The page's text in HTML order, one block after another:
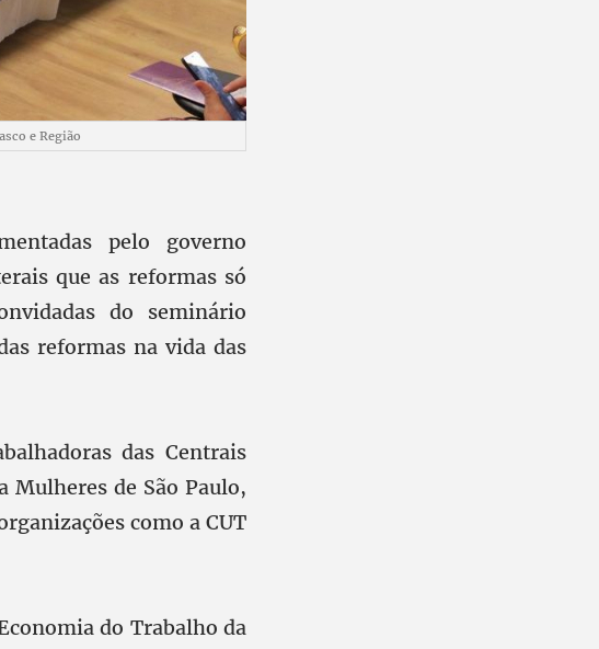
e Região
pelo governo
que as reformas só
do seminário
reformas na vida das
das Centrais
Mulheres de São Paulo,
como a CUT
do Trabalho da